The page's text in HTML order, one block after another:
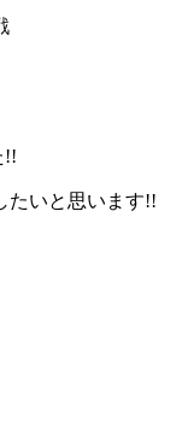
!!
たいと思います!!